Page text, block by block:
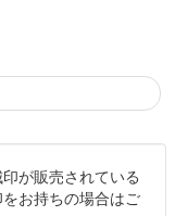
ージョン「花火」
が販売されている
お持ちの場合はご